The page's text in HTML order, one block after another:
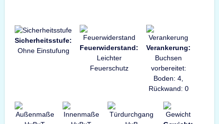
Sicherheitsstufe:
Ohne Einstufung
Feuerwiderstand:
Leichter
Feuerschutz
Verankerung:
Buchsen
vorbereitet:
Boden: 4,
Rückwand: 0